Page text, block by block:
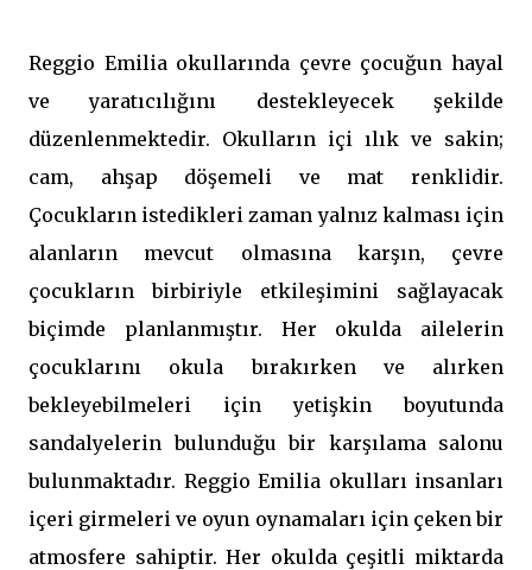
Reggio Emilia okullarında çevre çocuğun hayal
ve yaratıcılığını destekleyecek şekilde
düzenlenmektedir. Okulların içi ılık ve sakin;
cam, ahşap döşemeli ve mat renklidir.
Çocukların istedikleri zaman yalnız kalması için
alanların mevcut olmasına karşın, çevre
çocukların birbiriyle etkileşimini sağlayacak
biçimde planlanmıştır. Her okulda ailelerin
çocuklarını okula bırakırken ve alırken
bekleyebilmeleri için yetişkin boyutunda
sandalyelerin bulunduğu bir karşılama salonu
bulunmaktadır. Reggio Emilia okulları insanları
içeri girmeleri ve oyun oynamaları için çeken bir
atmosfere sahiptir. Her okulda çeşitli miktarda